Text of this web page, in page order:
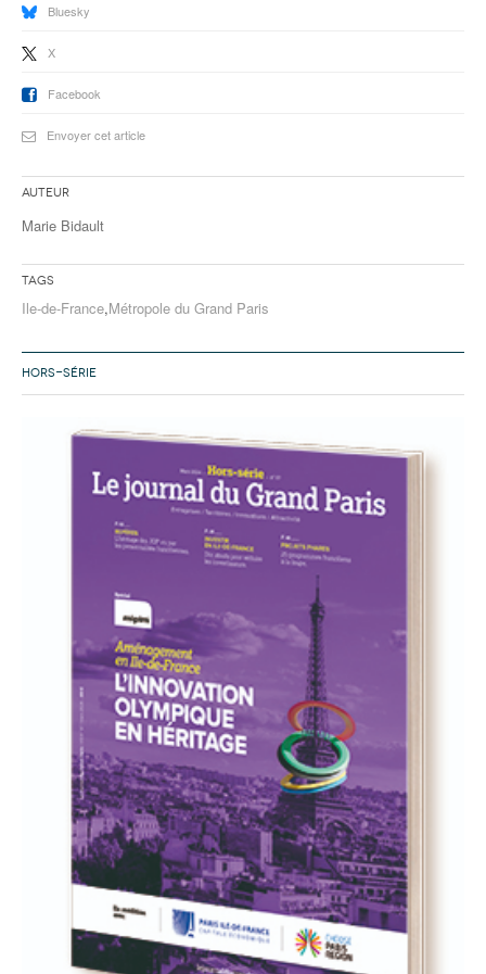
Bluesky
X
Facebook
Envoyer cet article
Auteur
Marie Bidault
Tags
Ile-de-France,Métropole du Grand Paris
HORS-SÉRIE